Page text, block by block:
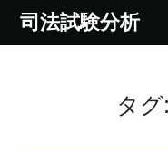
Skip司法試験分析
タグ: